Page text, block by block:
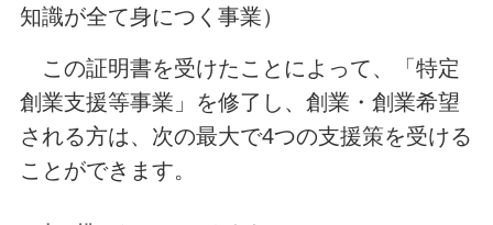
知識が全て身につく事業）
この証明書を受けたことによって、「特定
創業支援等事業」を修了し、創業・創業希望
される方は、次の最大で4つの支援策を受ける
ことができます。